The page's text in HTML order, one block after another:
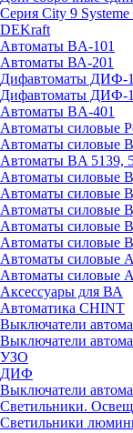
Серия City 9 Systeme
DEKraft
Автоматы BA-101
Автоматы ВА-201
Дифавтоматы ДИФ-
Дифавтоматы ДИФ-
Автоматы BA-401
Автоматы силовые
Автоматы силовые
Автоматы BA 5139,
Автоматы силовые
Автоматы силовые
Автоматы силовые
Автоматы силовые
Автоматы силовые
Автоматы силовые
Автоматы силовые
Аксессуары для ВА
Автоматика CHINT
Выключатели
Выключатели
УЗО
ДИФ
Выключатели
Светильники.
Светильники